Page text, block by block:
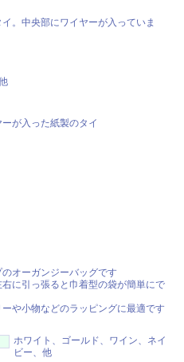
。中央部にワイヤーが入っていま
が入った紙製のタイ
オーガンジーバッグです
右に引っ張ると巾着型の袋が簡単にで
ーや小物などのラッピングに最適です
ホワイト、ゴールド、ワイン、ネイ
ビー、他